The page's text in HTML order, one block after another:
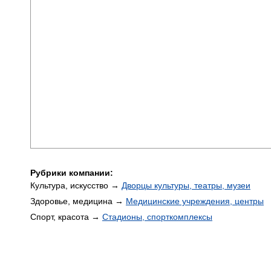
Рубрики компании:
Культура, искусство → Дворцы культуры, театры, музеи
Здоровье, медицина → Медицинские учреждения, центры
Спорт, красота → Стадионы, спорткомплексы